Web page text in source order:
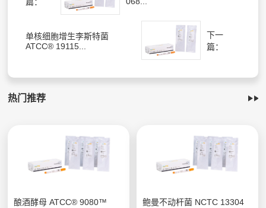
单核细胞增生李斯特菌
ATCC® 19115...
下一
篇：
热门推荐
酿酒酵母 ATCC® 9080™
鲍曼不动杆菌 NCTC 13304